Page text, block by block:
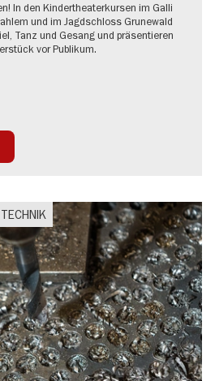
In den Kindertheaterkursen im Galli
und im Jagdschloss Grunewald
Tanz und Gesang und präsentieren
vor Publikum.